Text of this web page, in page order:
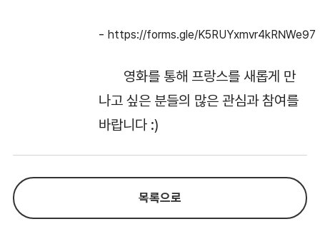
- https://forms.gle/K5RUYxmvr4kRNWe97
영화를 통해 프랑스를 새롭게 만
나고 싶은 분들의 많은 관심과 참여를
바랍니다 :)
목록으로